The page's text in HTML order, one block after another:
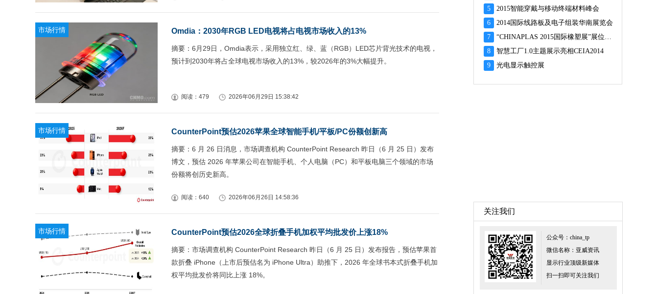
市场行情 Omdia：2030年RGB LED电视将占电视市场收入的13%
摘要：6月29日，Omdia表示，采用独立红、绿、蓝（RGB）LED芯片背光技术的电视，
预计到2030年将占全球电视市场收入的13%，较2026年的3%大幅提升。
阅读：479 2026年06月29日 15:38:42
市场行情 CounterPoint预估2026苹果全球智能手机/平板/PC份额创新高
摘要：6 月 26 日消息，市场调查机构 CounterPoint Research 昨日（6 月 25 日）发布
博文，预估 2026 年苹果公司在智能手机、个人电脑（PC）和平板电脑三个领域的市场
份额将创历史新高。
阅读：640 2026年06月26日 14:58:36
市场行情 CounterPoint预估2026全球折叠手机加权平均批发价上涨18%
摘要：市场调查机构 CounterPoint Research 昨日（6 月 25 日）发布报告，预估苹果首
款折叠 iPhone（上市后预估名为 iPhone Ultra）助推下，2026 年全球书本式折叠手机加
权平均批发价将同比上涨 18%。
5
2015智能穿戴与移动终端材料峰会
6
2014国际线路板及电子组装华南展览会
7
“CHINAPLAS 2015国际橡塑展”展位预订火爆 彰显橡塑业乐观前景
8
智慧工厂1.0主题展示亮相CEIA2014
9
光电显示触控展
关注我们
公众号：china_tp
微信名称：亚威资讯
显示行业顶级新媒体
扫一扫即可关注我们